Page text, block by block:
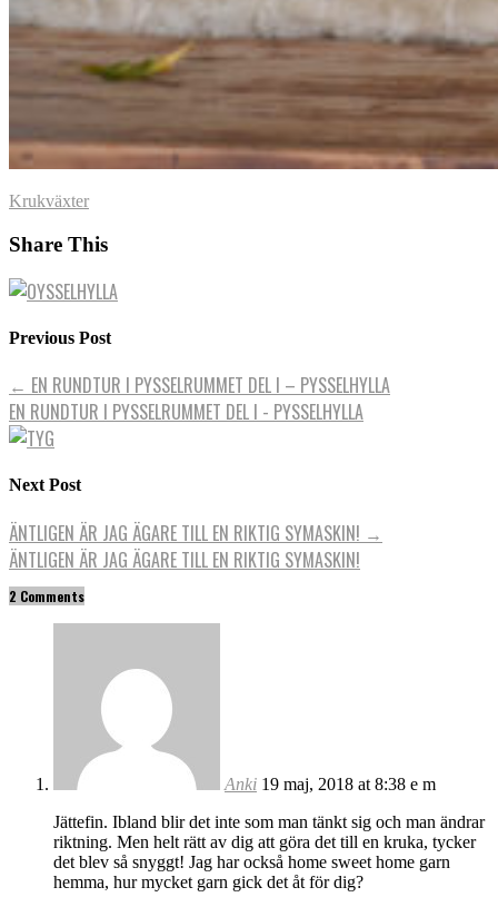
Krukväxter
Share This
Previous Post
← EN RUNDTUR I PYSSELRUMMET DEL I – PYSSELHYLLA
EN RUNDTUR I PYSSELRUMMET DEL I - PYSSELHYLLA
Next Post
ÄNTLIGEN ÄR JAG ÄGARE TILL EN RIKTIG SYMASKIN! →
ÄNTLIGEN ÄR JAG ÄGARE TILL EN RIKTIG SYMASKIN!
2 Comments
Anki 19 maj, 2018 at 8:38 e m
Jättefin. Ibland blir det inte som man tänkt sig och man ändrar
riktning. Men helt rätt av dig att göra det till en kruka, tycker
det blev så snyggt! Jag har också home sweet home garn
hemma, hur mycket garn gick det åt för dig?